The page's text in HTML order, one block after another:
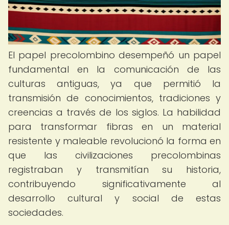
El papel precolombino desempeñó un papel
fundamental en la comunicación de las
culturas antiguas, ya que permitió la
transmisión de conocimientos, tradiciones y
creencias a través de los siglos. La habilidad
para transformar fibras en un material
resistente y maleable revolucionó la forma en
que las civilizaciones precolombinas
registraban y transmitían su historia,
contribuyendo significativamente al
desarrollo cultural y social de estas
sociedades.